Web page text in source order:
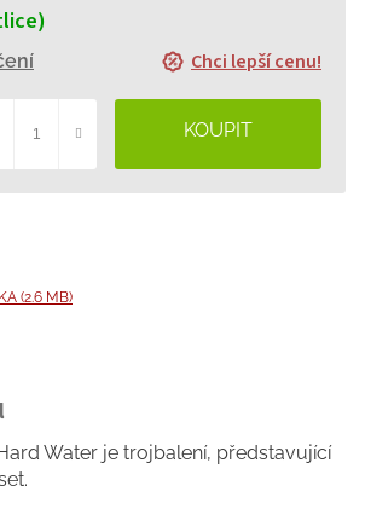
Chci lepší cenu!
(2.6 MB)
Water je trojbalení, představující